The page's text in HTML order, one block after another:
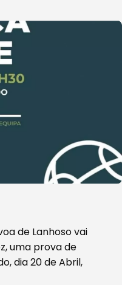
de Lanhoso vai
uma prova de
dia 20 de Abril,